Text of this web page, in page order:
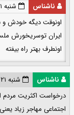
ناشناس
شنبه ۲۱ تیر ۱۴۰۴ ۲۳:۱۴:۳۴
اونوقت دیگه خودش و
ایران توسریخورش
اونطرف بهتر راه بیفته
ناشناس
شنبه ۲۱ تیر ۱۴۰۴ ۱۹:۲۵:۱۴
درخواست اکثریت مردم